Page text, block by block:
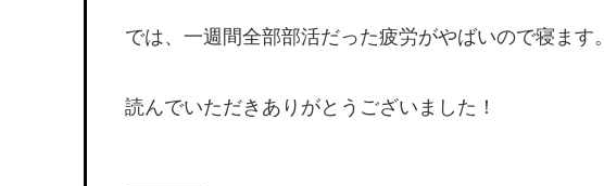
では、一週間全部部活だった疲労がやばいので寝ます。
読んでいただきありがとうございました！